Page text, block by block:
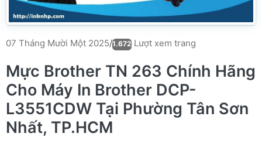
07 Tháng Mười Một 2025/1.672 Lượt xem trang
Mực Brother TN 263 Chính Hãng
Cho Máy In Brother DCP-
L3551CDW Tại Phường Tân Sơn
Nhất, TP.HCM